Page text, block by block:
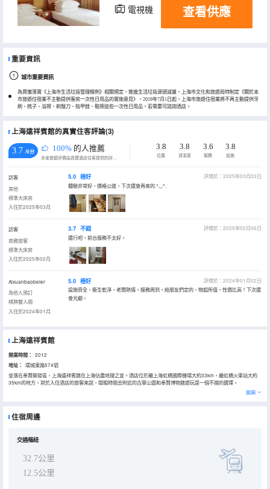
電視機 查看供應
重要資訊
城市重要資訊
為貫徹落實《上海市生活垃圾管理條例》相關規定，推進生活垃圾源頭減量，上海市文化和旅遊局特制定《關於本
市旅遊住宿業不主動提供客房一次性日用品的實施意見》，2019年7月1日起，上海市旅遊住宿業將不再主動提供牙
刷、梳子、浴擦、剃鬚刀、指甲銼、鞋擦這些一次性日用品。若需要可諮詢酒店。
上海遠祥賓館的真實住客評論(3)
3.7 /5分 100% 的人推薦
永安旅遊評價由真實酒店住客提供的評價。
3.8
位置
3.8
清潔度
3.6
服務
3.8
設施
訪客
其他
標準大床房
入住於2025年03月
5.0 極好
評價於：2025年03月03日
體驗非常好，價格公道，下次還會再來的.^◡^.
訪客
商務旅客
標準大床房
入住於2025年02月
3.7 不錯
評價於：2025年02月06日
還行吧，前台服務不太好。
Aixuanbaobeier
為他人預訂
棋牌雙人間
入住於2024年01月
5.0 極好
評價於：2024年01月02日
設施齊全，衞生乾淨，老闆熱情。服務周到。給朋友們定的，物超所值，性價比高！下次還
會光顧。
上海遠祥賓館
開業時間： 2012
地址：
環城東路574號
坐落在奉賢開發區，上海遠祥賓館在上海佔盡地理之宜。酒店位於離上海虹橋國際機場大約33km，離虹橋火車站大約
35km的地方。對於入住酒店的旅客來說，閒暇時間去附近的古華公園和奉賢博物館遊玩是一個不錯的選擇。
展開
住宿周邊
交通樞紐
32.7公里
12.5公里